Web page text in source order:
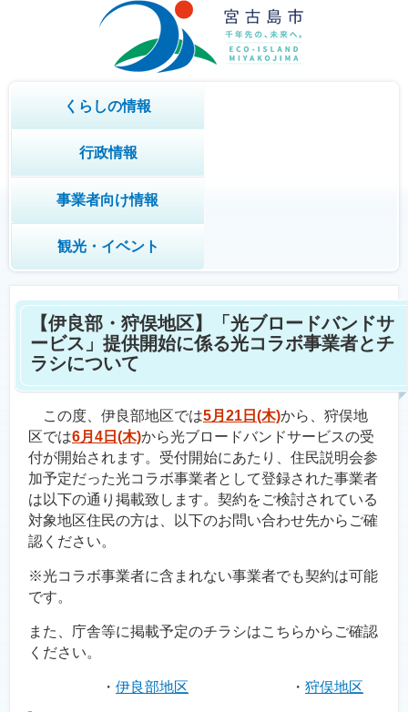
くらしの情報
行政情報
事業者向け情報
観光・イベント
【伊良部・狩俣地区】「光ブロードバンドサ
ービス」提供開始に係る光コラボ事業者とチ
ラシについて
この度、伊良部地区では5月21日(木)から、狩俣地
区では6月4日(木)から光ブロードバンドサービスの受
付が開始されます。受付開始にあたり、住民説明会参
加予定だった光コラボ事業者として登録された事業者
は以下の通り掲載致します。契約をご検討されている
対象地区住民の方は、以下のお問い合わせ先からご確
認ください。
※光コラボ事業者に含まれない事業者でも契約は可能
です。
また、庁舎等に掲載予定のチラシはこちらからご確認
ください。
・ 伊良部地区 ・ 狩俣地区